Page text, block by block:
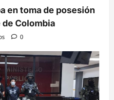
en toma de posesión
Colombia
0